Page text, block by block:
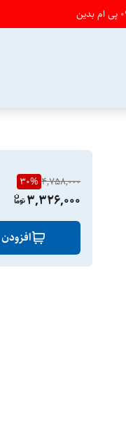
4,758,000
30%
3,326,000